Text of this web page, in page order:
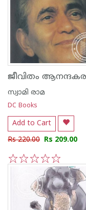
സ്വാമി രാമ
DC Books
Add to Cart
Rs 220.00 Rs 209.00
5